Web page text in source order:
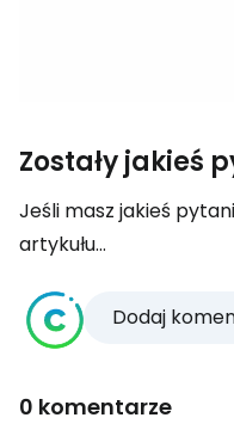
Zostały jakieś
Jeśli masz jakieś
artykułu...
Dodaj
0 komentarze